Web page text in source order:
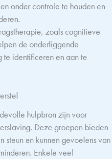
onder controle te houden en
zoals cognitieve
de onderliggende
identificeren en aan te
hulpbron zijn voor
Deze groepen bieden
steun en kunnen gevoelens van
Enkele veel